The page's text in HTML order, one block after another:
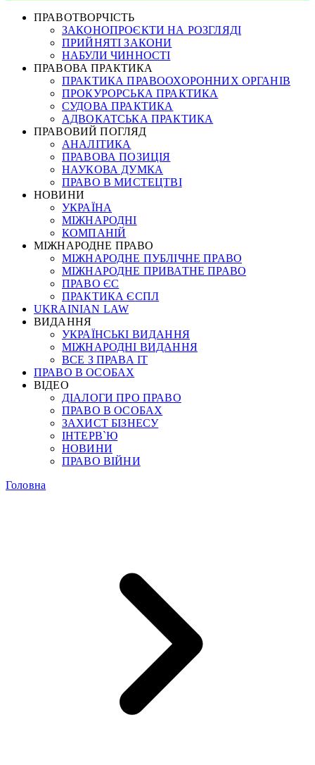
ПРАВОТВОРЧІСТЬ
ЗАКОНОПРОЄКТИ НА РОЗГЛЯДІ
ПРИЙНЯТІ ЗАКОНИ
НАБУЛИ ЧИННОСТІ
ПРАВОВА ПРАКТИКА
ПРАКТИКА ПРАВООХОРОННИХ ОРГАНІВ
ПРОКУРОРСЬКА ПРАКТИКА
СУДОВА ПРАКТИКА
АДВОКАТСЬКА ПРАКТИКА
ПРАВОВИЙ ПОГЛЯД
АНАЛІТИКА
ПРАВОВА ПОЗИЦІЯ
НАУКОВА ДУМКА
ПРАВО В МИСТЕЦТВІ
НОВИНИ
УКРАЇНА
МІЖНАРОДНІ
КОМПАНІЙ
МІЖНАРОДНЕ ПРАВО
МІЖНАРОДНЕ ПУБЛІЧНЕ ПРАВО
МІЖНАРОДНЕ ПРИВАТНЕ ПРАВО
ПРАВО ЄС
ПРАКТИКА ЄСПЛ
UKRAINIAN LAW
ВИДАННЯ
УКРАЇНСЬКІ ВИДАННЯ
МІЖНАРОДНІ ВИДАННЯ
ВСЕ З ПРАВА ІТ
ПРАВО В ОСОБАХ
ВІДЕО
ДІАЛОГИ ПРО ПРАВО
ПРАВО В ОСОБАХ
ЗАХИСТ БІЗНЕСУ
ІНТЕРВ`Ю
НОВИНИ
ПРАВО ВІЙНИ
Головна